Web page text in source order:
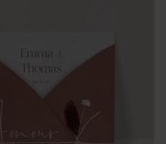
verre original opaque
ml